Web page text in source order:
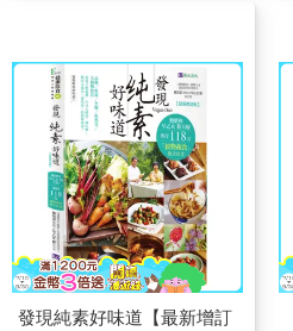
發現純素好味道【最新增訂